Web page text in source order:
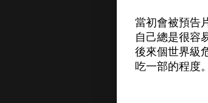
當初會被預告
自己總是很容
後來個世界級
吃一部的程度。